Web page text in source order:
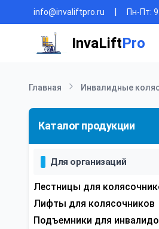
info@invaliftpro.ru | Пн-Пт:
InvaLiftPro
Главная Инвалидные
Каталог продукции
Для организаций
Лестницы для
Лифты для колясочников
Подъемники для